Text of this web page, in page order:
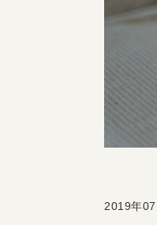
2019年